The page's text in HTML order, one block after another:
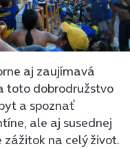
aj zaujímavá
toto dobrodružstvo
a spoznať
ale aj susednej
na celý život.